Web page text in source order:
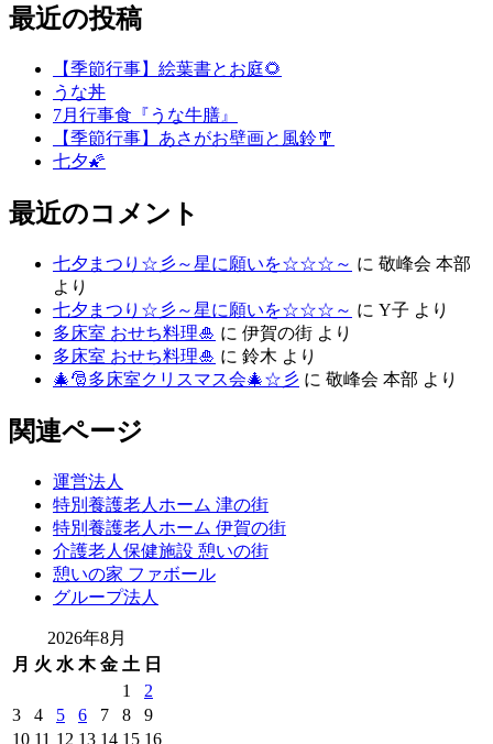
最近の投稿
【季節行事】絵葉書とお庭🌻
うな丼
7月行事食『うな牛膳』
【季節行事】あさがお壁画と風鈴🎐
七夕🌠
最近のコメント
七夕まつり☆彡～星に願いを☆☆☆～ に 敬峰会 本部
より
七夕まつり☆彡～星に願いを☆☆☆～ に Y子 より
多床室 おせち料理🎍 に 伊賀の街 より
多床室 おせち料理🎍 に 鈴木 より
🎄🎅多床室クリスマス会🎄☆彡 に 敬峰会 本部 より
関連ページ
運営法人
特別養護老人ホーム 津の街
特別養護老人ホーム 伊賀の街
介護老人保健施設 憩いの街
憩いの家 ファボール
グループ法人
2026年8月
月 火 水 木 金 土 日
1
2
3
4 5 6 7 8
9
10 11 12 13 14 15 16